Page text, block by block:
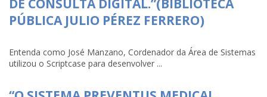
DE CONSULTA DIGITAL.”(BIBLIOTECA
PÚBLICA JULIO PÉREZ FERRERO)
Entenda como José Manzano, Cordenador da Área de Sistemas
utilizou o Scriptcase para desenvolver ...